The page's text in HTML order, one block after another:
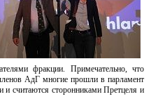
фракции. Примечательно, что
АдГ многие прошли в парламент
и считаются сторонниками Претцеля и